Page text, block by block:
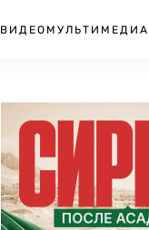
ВИДЕО МУЛЬТИМЕДИА